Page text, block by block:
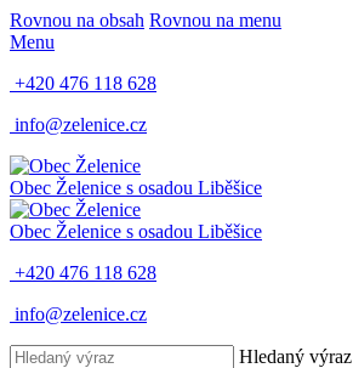
Rovnou na obsah Rovnou na menu
Menu
+420 476 118 628
info@zelenice.cz
Obec Želenice s osadou Liběšice
Obec Želenice s osadou Liběšice
+420 476 118 628
info@zelenice.cz
Hledaný výraz